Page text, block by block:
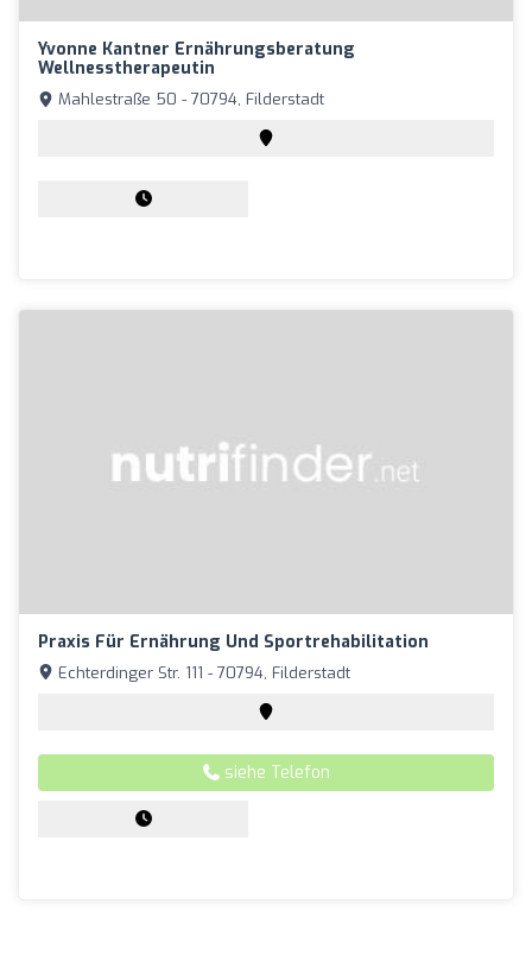
Yvonne Kantner Ernährungsberatung
Wellnesstherapeutin
Mahlestraße 50 - 70794, Filderstadt
Praxis Für Ernährung Und Sportrehabilitation
Echterdinger Str. 111 - 70794, Filderstadt
siehe Telefon